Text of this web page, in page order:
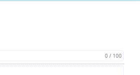
0 / 100